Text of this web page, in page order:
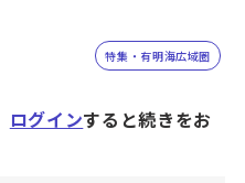
特集・有明海広域圏
ログインすると続きをお